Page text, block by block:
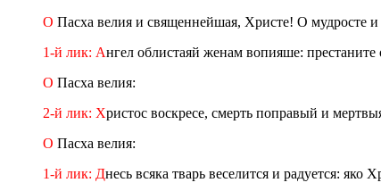
О Пасха велия и священнейшая, Христе! О мудросте
1-й лик: Ангел облистаяй женам вопияше: престаните
О Пасха велия:
2-й лик: Христос воскресе, смерть поправый и
О Пасха велия:
1-й лик: Днесь всяка тварь веселится и радуется: яко